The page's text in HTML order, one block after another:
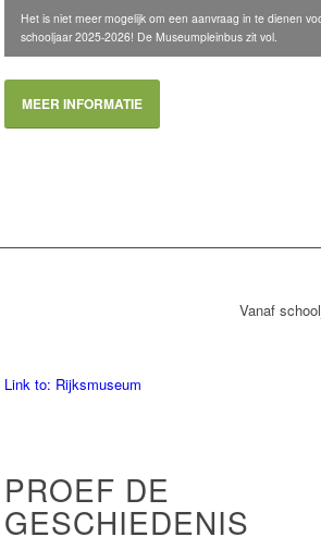
Het is niet meer mogelijk om een aanvraag in te dienen
schooljaar 2025-2026! De Museumpleinbus zit vol.
MEER INFORMATIE
Vanaf
Link to: Rijksmuseum
PROEF DE
GESCHIEDENIS